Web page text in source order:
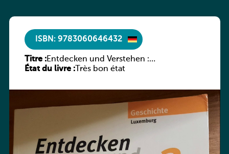
ISBN: 9783060646432
Titre :Entdecken und Verstehen :
Geschichtsbuch für den Technischen
3
État du livre :Très bon état